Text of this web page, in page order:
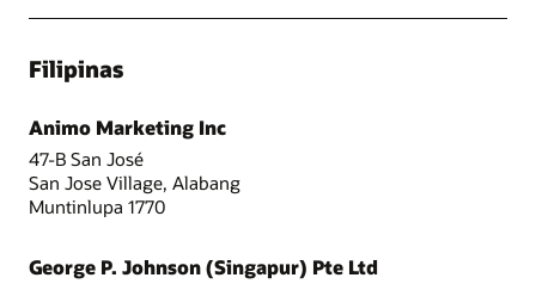
Filipinas
Animo Marketing Inc
47-B San José
San Jose Village, Alabang
Muntinlupa 1770
George P. Johnson (Singapur) Pte Ltd